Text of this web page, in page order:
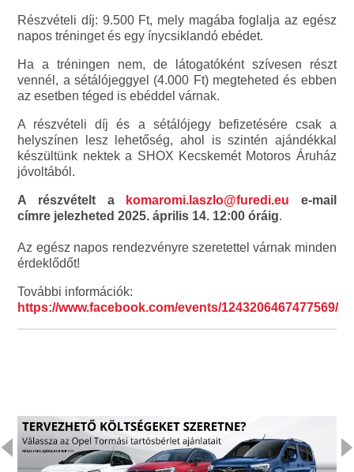
Részvételi díj: 9.500 Ft, mely magába foglalja az egész
napos tréninget és egy ínycsiklandó ebédet.
Ha a tréningen nem, de látogatóként szívesen részt
vennél, a sétálójeggyel (4.000 Ft) megteheted és ebben
az esetben téged is ebéddel várnak.
A részvételi díj és a sétálójegy befizetésére csak a
helyszínen lesz lehetőség, ahol is szintén ajándékkal
készültünk nektek a SHOX Kecskemét Motoros Áruház
jóvoltából.
A részvételt a komaromi.laszlo@furedi.eu
e-mail
címre jelezheted 2025. április 14. 12:00 óráig.
Az egész napos rendezvényre szeretettel várnak minden
érdeklődőt!
További információk:
https://www.facebook.com/events/1243206467477569/